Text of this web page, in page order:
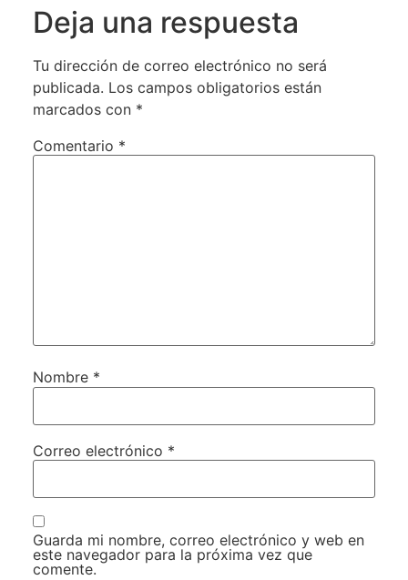
Deja una respuesta
Tu dirección de correo electrónico no será
publicada. Los campos obligatorios están
marcados con *
Comentario *
Nombre *
Correo electrónico *
Guarda mi nombre, correo electrónico y web en
este navegador para la próxima vez que
comente.